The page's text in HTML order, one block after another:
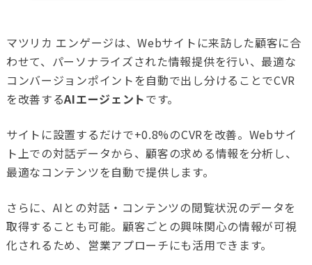
マツリカ エンゲージは、Webサイトに来訪した顧客に合
わせて、パーソナライズされた情報提供を行い、最適な
コンバージョンポイントを自動で出し分けることでCVR
を改善するAIエージェントです。
サイトに設置するだけで+0.8%のCVRを改善。Webサイ
ト上での対話データから、顧客の求める情報を分析し、
最適なコンテンツを自動で提供します。
さらに、AIとの対話・コンテンツの閲覧状況のデータを
取得することも可能。顧客ごとの興味関心の情報が可視
化されるため、営業アプローチにも活用できます。